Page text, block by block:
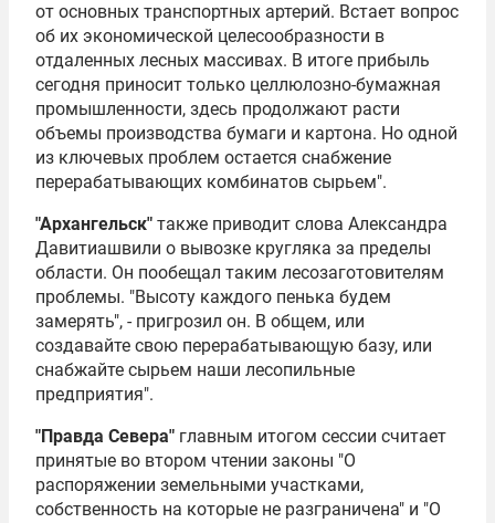
от основных транспортных артерий. Встает вопрос
об их экономической целесообразности в
отдаленных лесных массивах. В итоге прибыль
сегодня приносит только целлюлозно-бумажная
промышленности, здесь продолжают расти
объемы производства бумаги и картона. Но одной
из ключевых проблем остается снабжение
перерабатывающих комбинатов сырьем".
"Архангельск" также приводит слова Александра
Давитиашвили о вывозке кругляка за пределы
области. Он пообещал таким лесозаготовителям
проблемы. "Высоту каждого пенька будем
замерять", - пригрозил он. В общем, или
создавайте свою перерабатывающую базу, или
снабжайте сырьем наши лесопильные
предприятия".
"Правда Севера" главным итогом сессии считает
принятые во втором чтении законы "О
распоряжении земельными участками,
собственность на которые не разграничена" и "О